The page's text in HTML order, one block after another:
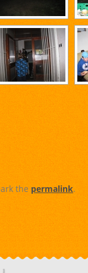
the permalink.